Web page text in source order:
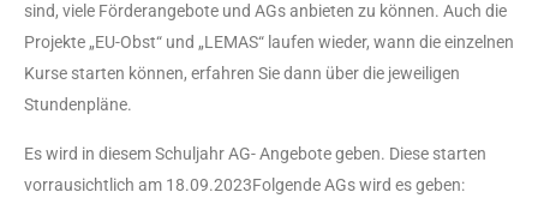
sind, viele Förderangebote und AGs anbieten zu können. Auch die
Projekte „EU-Obst“ und „LEMAS“ laufen wieder, wann die einzelnen
Kurse starten können, erfahren Sie dann über die jeweiligen
Stundenpläne.
Es wird in diesem Schuljahr AG- Angebote geben. Diese starten
vorrausichtlich am 18.09.2023Folgende AGs wird es geben: